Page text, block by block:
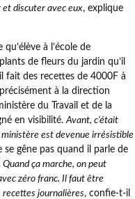
et discuter avec eux, explique
à l’école de
de fleurs du jardin qu’il
fait des recettes de 4000F à
à la direction
du Travail et de la
en visibilité.Avant, c’était
est devenue irrésistible
se gêne pas quand il parle de
ça marche, on peut
zéro franc. Il faut être
recettes journalières, confie-t-il